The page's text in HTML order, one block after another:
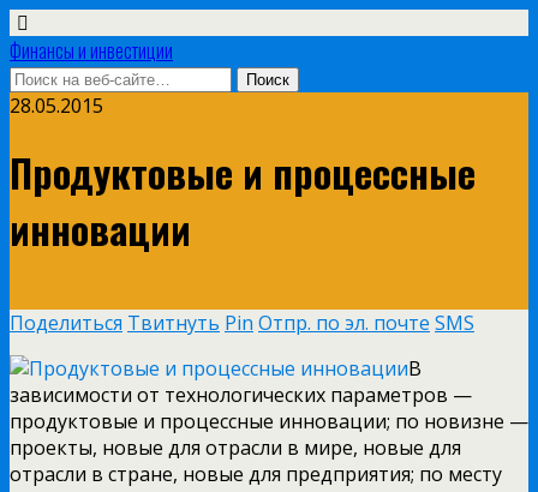
Финансы и инвестиции
28.05.2015
Продуктовые и процессные
инновации
Поделиться Твитнуть Pin Отпр. по эл. почте SMS
В
зависимости от технологических параметров —
продуктовые и процессные инновации; по новизне —
проекты, новые для отрасли в мире, новые для
отрасли в стране, новые для предприятия; по месту